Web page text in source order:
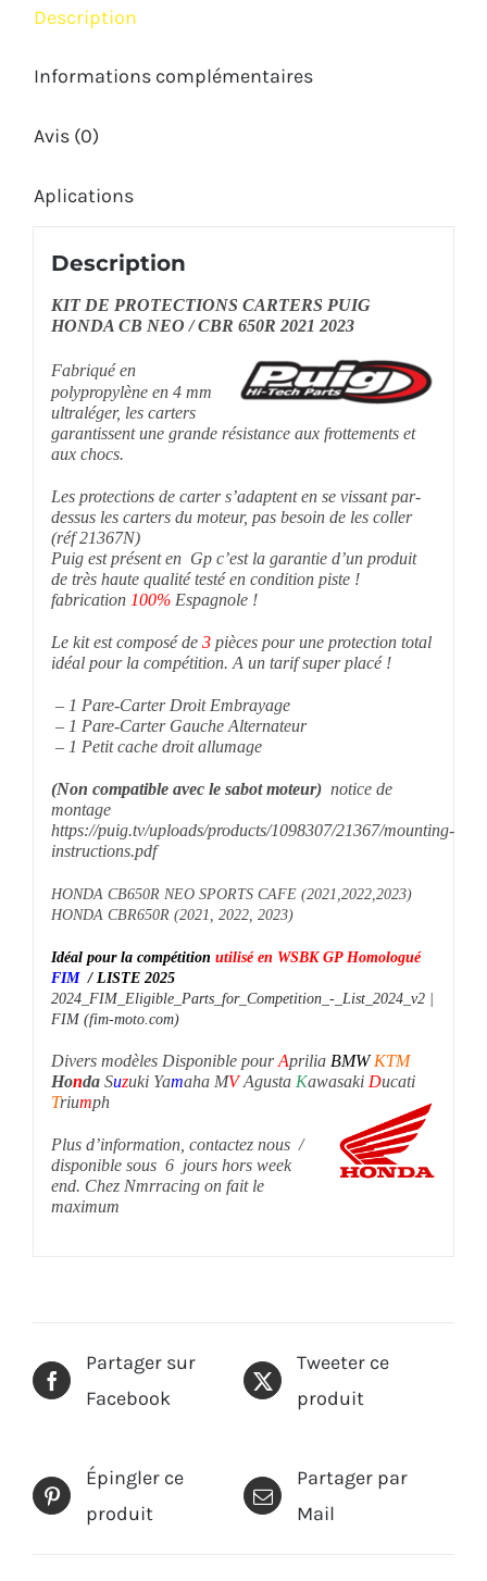
650R
2021
Description
Informations complémentaires
Avis (0)
Aplications
Description
KIT DE PROTECTIONS CARTERS PUIG
HONDA CB NEO / CBR 650R 2021 2023
Fabriqué en
polypropylène en 4 mm
ultraléger, les carters
garantissent une grande résistance aux frottements et
aux chocs.
Les protections de carter s’adaptent en se vissant par-
dessus les carters du moteur, pas besoin de les coller
(réf 21367N)
Puig est présent en Gp c’est la garantie d’un produit
de très haute qualité testé en condition piste !
fabrication 100%Espagnole !
Le kit est composé de3pièces pour une protection total
idéal pour la compétition. A un tarif super placé !
– 1 Pare-Carter Droit Embrayage
– 1 Pare-Carter Gauche Alternateur
– 1 Petit cache droit allumage
(Non compatible avec le sabot moteur) notice de
montage
https://puig.tv/uploads/products/1098307/21367/mounting-
instructions.pdf
HONDA CB650R NEO SPORTS CAFE (2021,2022,2023)
HONDA CBR650R (2021, 2022, 2023)
Idéal pour la compétition utilisé en WSBK GP Homologué
FIM / LISTE 2025
2024_FIM_Eligible_Parts_for_Competition_-_List_2024_v2 |
FIM (fim-moto.com)
Divers modèles Disponible pour Aprilia BMWKTM
HondaSuzuki Yamaha MVAgusta Kawasaki Ducati
Triumph
Plus d’information, contactez nous /
disponible sous 6 jours hors week
end. Chez Nmrracing on fait le
maximum
Partager sur
Facebook
Tweeter ce
produit
Épingler ce
produit
Partager par
Mail